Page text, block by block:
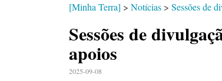
[Minha Terra] > Notícias > Sessões de
Sessões de
apoios
2025-09-08